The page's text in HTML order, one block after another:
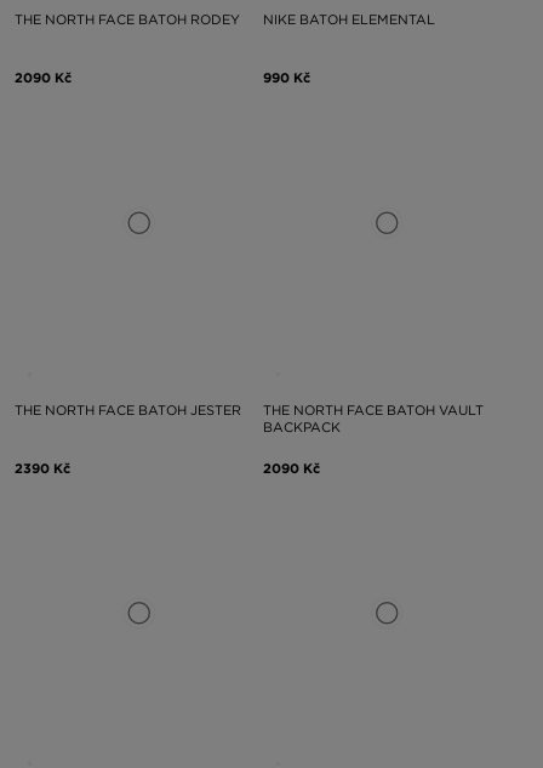
THE NORTH FACE BATOH RODEY
2090 Kč
NIKE BATOH ELEMENTAL
990 Kč
THE NORTH FACE BATOH JESTER
2390 Kč
THE NORTH FACE BATOH VAULT
BACKPACK
2090 Kč